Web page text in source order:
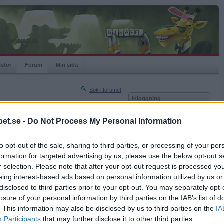
- Do Not Process My Personal Information
opt-out of the sale, sharing to third parties, or processing of your
for targeted advertising by us, please use the below opt-out
selection. Please note that after your opt-out request is processed
interest-based ads based on personal information utilized by us
to third parties prior to your opt-out. You may separately
of your personal information by third parties on the IAB’s list of
This information may also be disclosed by us to third parties on the
Participants that may further disclose it to other third parties.
Forum Min sida
Sök i forumet
Nästa sida »
2024-10-21 00:18
Inloggning
Kom ihåg mig
Glömt ditt lösenord?
Få ny aktiveringslänk
Betapet är gratis!